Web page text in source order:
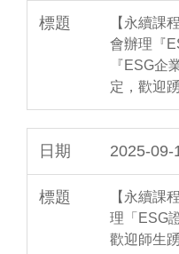
【永續課
會辦理『
『ESG企
定，歡迎
2025-09-
【永續課
理「ESG
歡迎師生